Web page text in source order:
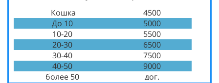
Кошка
4500
До 10
5000
10-20
5500
20-30
6500
30-40
7500
40-50
9000
более 50
дог.